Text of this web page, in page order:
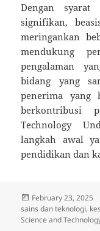
Dengan
signifikan,
meringankan
mendukung
pengalaman
bidang yang
penerima yang
berkontribusi
Technology
langkah awal
pendidikan dan
Posted
on
February 23, 2025
sains dan teknologi,
Science and